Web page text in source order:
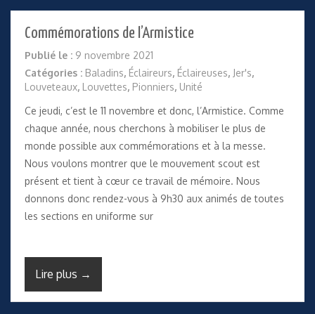
Commémorations de l’Armistice
Publié le : 9 novembre 2021
Catégories : Baladins, Éclaireurs, Éclaireuses, Jer's,
Louveteaux, Louvettes, Pionniers, Unité
Ce jeudi, c’est le 11 novembre et donc, l’Armistice. Comme
chaque année, nous cherchons à mobiliser le plus de
monde possible aux commémorations et à la messe.
Nous voulons montrer que le mouvement scout est
présent et tient à cœur ce travail de mémoire. Nous
donnons donc rendez-vous à 9h30 aux animés de toutes
les sections en uniforme sur
Lire plus →